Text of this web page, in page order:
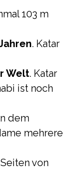
103 m
. Katar
Welt. Katar
ist noch
dem
mehrere
von